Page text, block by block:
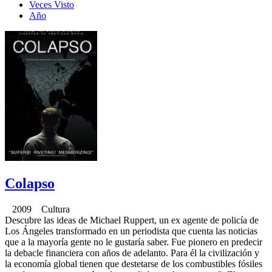
Veces Visto
Año
Colapso
2009 Cultura
Descubre las ideas de Michael Ruppert, un ex agente de policía de
Los Ángeles transformado en un periodista que cuenta las noticias
que a la mayoría gente no le gustaría saber. Fue pionero en predecir
la debacle financiera con años de adelanto. Para él la civilización y
la economía global tienen que destetarse de los combustibles fósiles